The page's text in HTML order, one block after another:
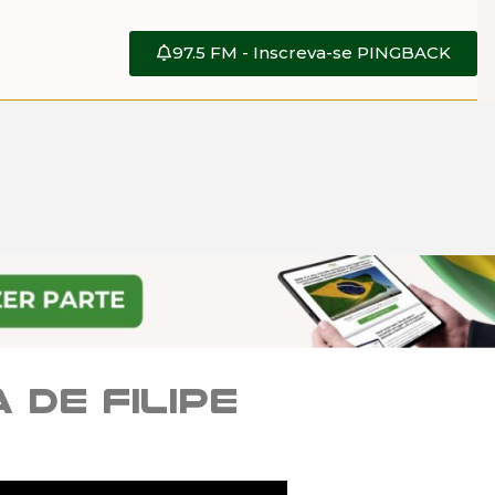
97.5 FM - Inscreva-se PINGBACK
de Filipe